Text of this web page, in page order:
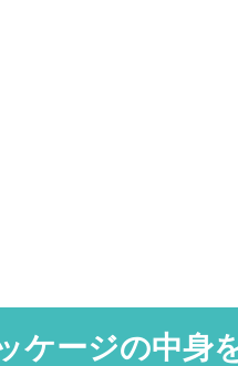
ケージの中身